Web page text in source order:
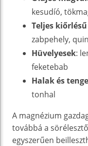
kesudíó,
Teljes
zabpehely,
Hüvelyesek:
feketebab
Halak és
tonhal
A magnézium
továbbá a
egyszerűen